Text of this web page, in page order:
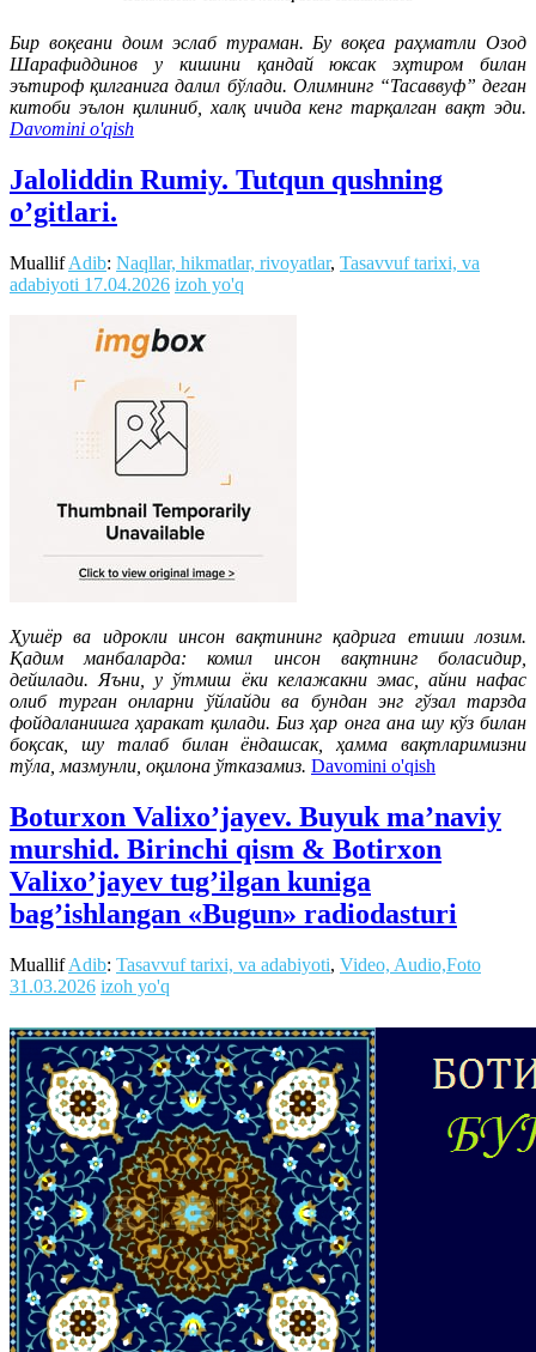
Бир воқеани доим эслаб тураман. Бу воқеа раҳматли Озод
Шарафиддинов у кишини қандай юксак эҳтиром билан
эътироф қилганига далил бўлади. Олимнинг “Тасаввуф” деган
китоби эълон қилиниб, халқ ичида кенг тарқалган вақт эди.
Davomini o'qish
Jaloliddin Rumiy. Tutqun qushning
o’gitlari.
MuallifAdib: Naqllar, hikmatlar, rivoyatlar, Tasavvuf tarixi, va
adabiyoti 17.04.2026 izoh yo'q
Ҳушёр ва идрокли инсон вақтининг қадрига етиши лозим.
Қадим манбаларда: комил инсон вақтнинг боласидир,
дейилади. Яъни, у ўтмиш ёки келажакни эмас, айни нафас
олиб турган онларни ўйлайди ва бундан энг гўзал тарзда
фойдаланишга ҳаракат қилади. Биз ҳар онга ана шу кўз билан
боқсак, шу талаб билан ёндашсак, ҳамма вақтларимизни
тўла, мазмунли, оқилона ўтказамиз. Davomini o'qish
Boturxon Valixo’jayev. Buyuk ma’naviy
murshid. Birinchi qism & Botirxon
Valixo’jayev tug’ilgan kuniga
bag’ishlangan «Bugun» radiodasturi
MuallifAdib: Tasavvuf tarixi, va adabiyoti, Video, Audio,Foto
31.03.2026 izoh yo'q